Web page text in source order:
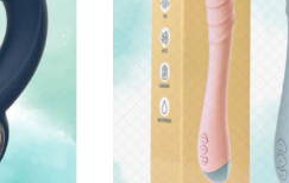
khả năng chống thấm nước
. Điều này
cũng giúp việc vệ
chống thấm nước tốt.